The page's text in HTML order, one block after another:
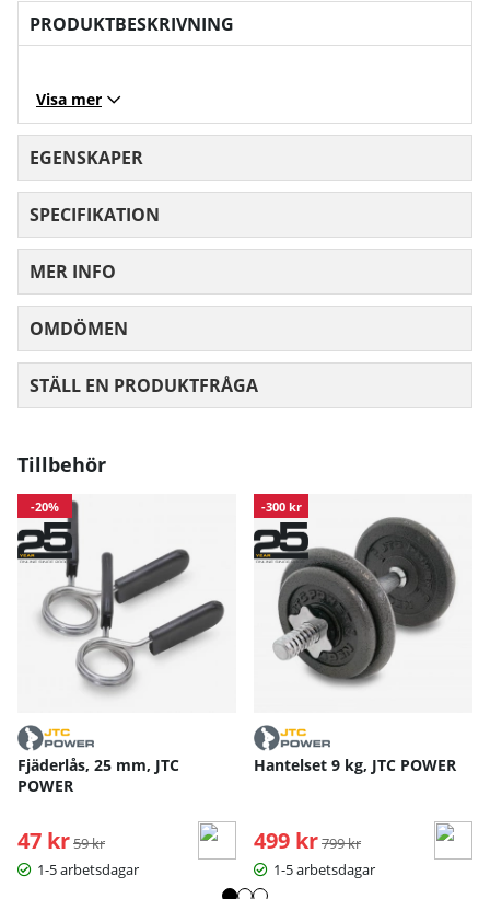
PRODUKTBESKRIVNING
Visa mer
EGENSKAPER
SPECIFIKATION
MER INFO
OMDÖMEN
STÄLL EN PRODUKTFRÅGA
Tillbehör
-20%
Fjäderlås, 25 mm, JTC
POWER
47 kr Ordinarie pris:
59 kr
1-5 arbetsdagar
-300 kr
Hantelset 9 kg, JTC POWER
499 krOrdinarie pris:
799 kr
1-5 arbetsdagar